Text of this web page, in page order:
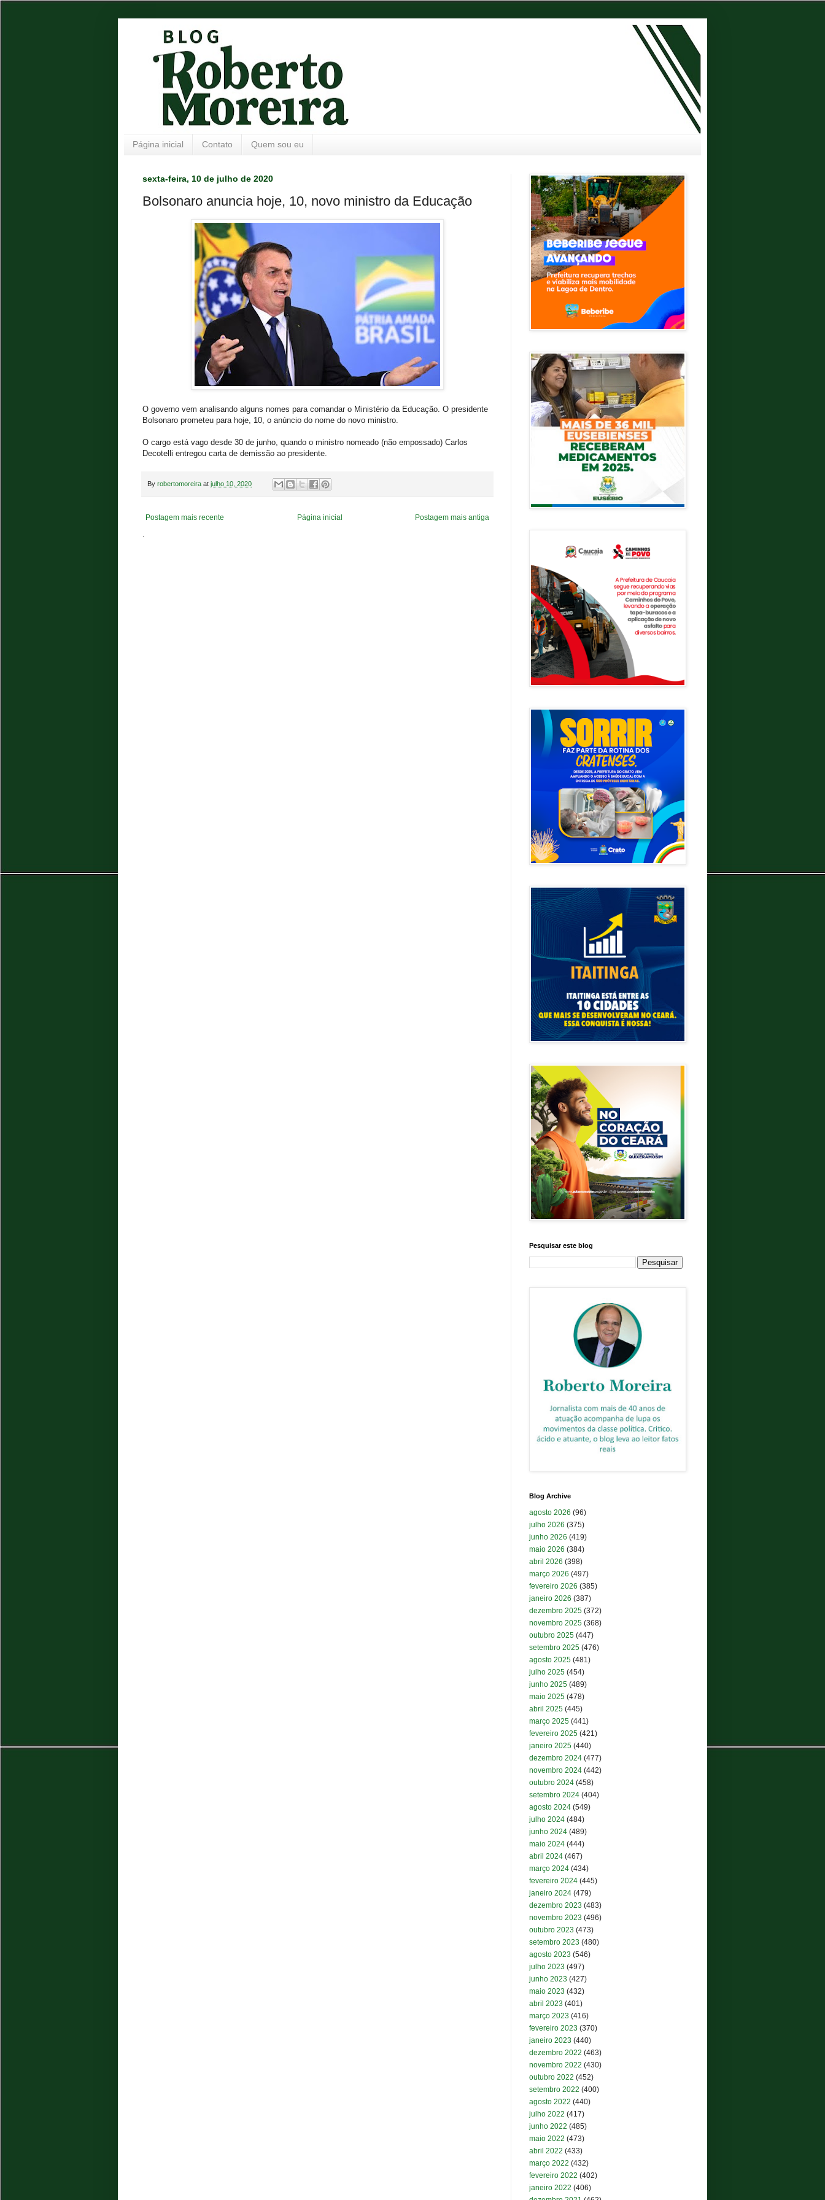
Página inicial Contato Quem sou eu
sexta-feira, 10 de julho de 2020
Bolsonaro anuncia hoje, 10, novo ministro da Educação
O governo vem analisando alguns nomes para comandar o Ministério da Educação. O presidente
Bolsonaro prometeu para hoje, 10, o anúncio do nome do novo ministro.
O cargo está vago desde 30 de junho, quando o ministro nomeado (não empossado) Carlos
Decotelli entregou carta de demissão ao presidente.
By robertomoreira at julho 10, 2020
Postagem mais recente Postagem mais antiga
Página inicial
.
Pesquisar este blog
Blog Archive
agosto 2026 (96)
julho 2026 (375)
junho 2026 (419)
maio 2026 (384)
abril 2026 (398)
março 2026 (497)
fevereiro 2026 (385)
janeiro 2026 (387)
dezembro 2025 (372)
novembro 2025 (368)
outubro 2025 (447)
setembro 2025 (476)
agosto 2025 (481)
julho 2025 (454)
junho 2025 (489)
maio 2025 (478)
abril 2025 (445)
março 2025 (441)
fevereiro 2025 (421)
janeiro 2025 (440)
dezembro 2024 (477)
novembro 2024 (442)
outubro 2024 (458)
setembro 2024 (404)
agosto 2024 (549)
julho 2024 (484)
junho 2024 (489)
maio 2024 (444)
abril 2024 (467)
março 2024 (434)
fevereiro 2024 (445)
janeiro 2024 (479)
dezembro 2023 (483)
novembro 2023 (496)
outubro 2023 (473)
setembro 2023 (480)
agosto 2023 (546)
julho 2023 (497)
junho 2023 (427)
maio 2023 (432)
abril 2023 (401)
março 2023 (416)
fevereiro 2023 (370)
janeiro 2023 (440)
dezembro 2022 (463)
novembro 2022 (430)
outubro 2022 (452)
setembro 2022 (400)
agosto 2022 (440)
julho 2022 (417)
junho 2022 (485)
maio 2022 (473)
abril 2022 (433)
março 2022 (432)
fevereiro 2022 (402)
janeiro 2022 (406)